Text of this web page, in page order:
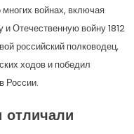
войнах, включая
Отечественную войну 1812
российский полководец,
ходов и победил
России.
отличали